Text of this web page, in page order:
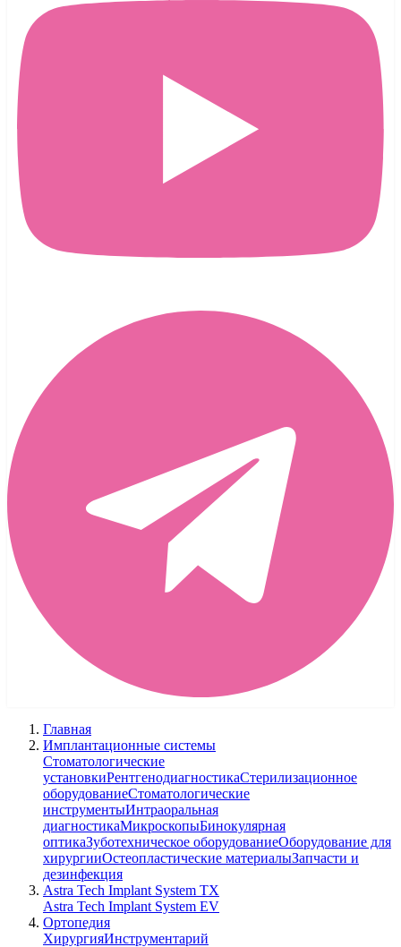
Главная
Имплантационные системы
Стоматологические
установкиРентгенодиагностикаСтерилизационное
оборудованиеСтоматологические
инструментыИнтраоральная
диагностикаМикроскопыБинокулярная
оптикаЗуботехническое оборудованиеОборудование для
хирургииОстеопластические материалыЗапчасти и
дезинфекция
Astra Tech Implant System TX
Astra Tech Implant System EV
Ортопедия
ХирургияИнструментарий